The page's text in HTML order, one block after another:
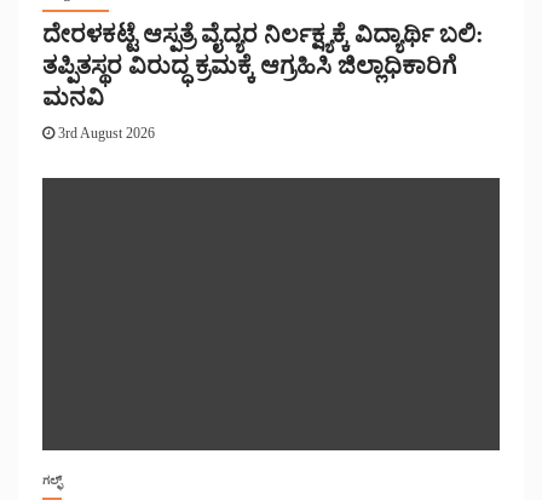
ದೇರಳಕಟ್ಟೆ ಆಸ್ಪತ್ರೆ ವೈದ್ಯರ ನಿರ್ಲಕ್ಷ್ಯಕ್ಕೆ ವಿದ್ಯಾರ್ಥಿ ಬಲಿ:
ತಪ್ಪಿತಸ್ಥರ ವಿರುದ್ಧ ಕ್ರಮಕ್ಕೆ ಆಗ್ರಹಿಸಿ ಜಿಲ್ಲಾಧಿಕಾರಿಗೆ
ಮನವಿ
3rd August 2026
ಗಲ್ಫ್